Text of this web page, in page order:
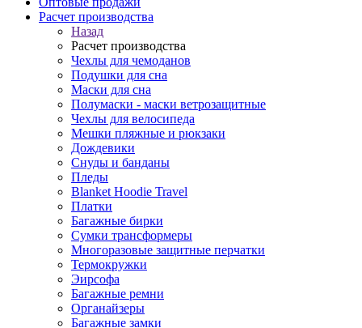
Расчет производства
Назад
Расчет производства
Чехлы для чемоданов
Подушки для сна
Маски для сна
Полумаски - маски ветрозащитные
Чехлы для велосипеда
Мешки пляжные и рюкзаки
Дождевики
Снуды и банданы
Пледы
Blanket Hoodie Travel
Платки
Багажные бирки
Сумки трансформеры
Многоразовые защитные перчатки
Термокружки
Эирсофа
Багажные ремни
Органайзеры
Багажные замки